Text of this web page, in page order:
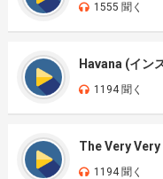
1555 聞く
Havana (イン
1194 聞く
The Very
1194 聞く